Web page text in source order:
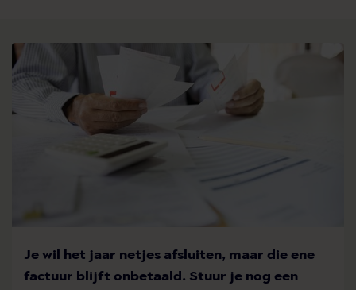
Je wil het jaar netjes afsluiten, maar die ene
factuur blijft onbetaald. Stuur je nog een